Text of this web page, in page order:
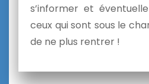
s’informer et
ceux qui sont sous le
de ne plus rentrer !